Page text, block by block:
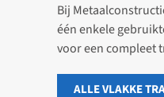
Bij
één enkele
voor een compleet
ALLE VLAKKE